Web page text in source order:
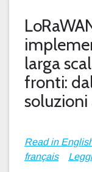
larga
fronti:
Read in
français